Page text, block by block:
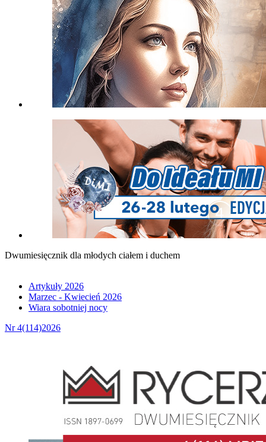
Dwumiesięcznik dla młodych ciałem i duchem
Artykuły 2026
Marzec - Kwiecień 2026
Wiara sobotniej nocy
Nr 4(114)2026